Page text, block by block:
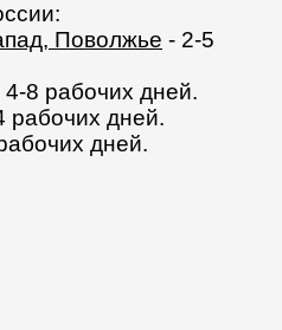
Поволжье - 2-5
4-8 рабочих дней.
рабочих дней.
дней.